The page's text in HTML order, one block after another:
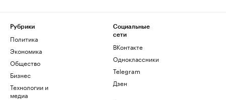
Рубрики
Политика
Экономика
Общество
Бизнес
Технологии и
медиа
Социальные
сети
ВКонтакте
Одноклассники
Telegram
Дзен